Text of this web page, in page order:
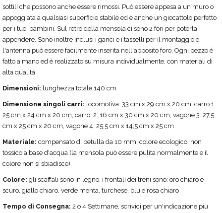
sottili che possono anche essere rimossi. Può essere appesa a un muro o
appoggiata a qualsiasi superficie stabile ed è anche un giocattolo perfetto
per i tuoi bambini. Sul retro della mensola ci sono 2 fori per poterla
appendere. Sono inoltre inclusi i ganci e i tasselli per il montaggio e
l'antenna può essere facilmente inserita nell'apposito foro. Ogni pezzo è
fatto a mano ed è realizzato su misura individualmente, con materiali di
alta qualità
Dimensioni: lunghezza totale 140 cm
Dimensione singoli carri: locomotiva: 33 cm x 29 cm x 20 cm, carro 1:
25 cm x 24 cm x 20 cm, carro 2: 16 cm x 30 cm x 20 cm, vagone 3: 27,5
cm x 25 cm x 20 cm, vagone 4: 25,5 cm x 14,5 cm x 25 cm
Materiale: compensato di betulla da 10 mm, colore ecologico, non
tossico a base d'acqua (la mensola può essere pulita normalmente e il
colore non si sbiadisce)
Colore: gli scaffali sono in legno, i frontali dei treni sono: oro chiaro e
scuro, giallo chiaro, verde menta, turchese, blu e rosa chiaro
Tempo di Consegna: 2 o 4 Settimane, scrivici per un'indicazione più